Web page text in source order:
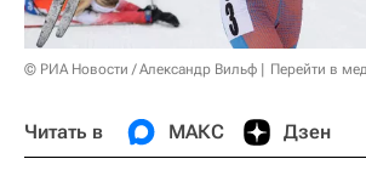
© РИА Новости / Александр Вильф Перейти в
Читать в МАКС Дзен